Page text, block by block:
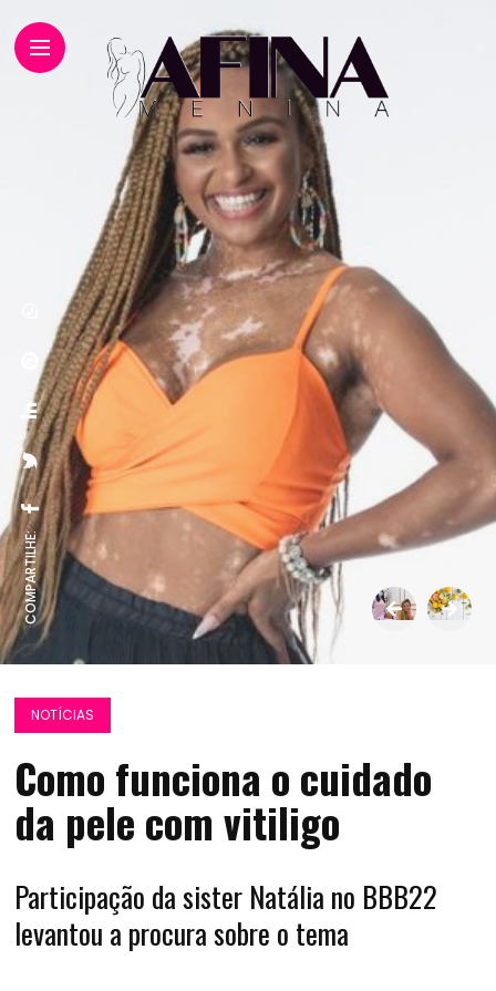
COMPARTILHE:
NOTÍCIAS
Como funciona o cuidado
da pele com vitiligo
Participação da sister Natália no BBB22
levantou a procura sobre o tema